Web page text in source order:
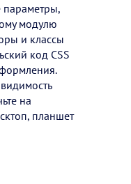
параметры,
модулю
и классы
код CSS
на
планшет